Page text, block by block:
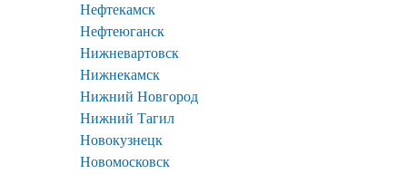
Нефтекамск
Нефтеюганск
Нижневартовск
Нижнекамск
Нижний Новгород
Нижний Тагил
Новокузнецк
Новомосковск